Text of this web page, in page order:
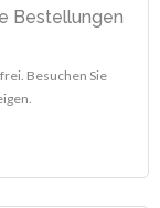
Bestellungen
Besuchen Sie